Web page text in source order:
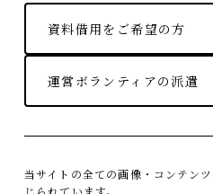
資料借用をご希望の方
運営ボランティアの派遣
当サイトの全ての画像・コンテン
じられています。